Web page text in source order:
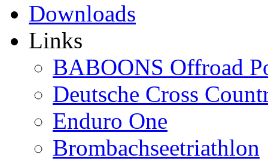
Downloads
Links
BABOONS Offroad
Deutsche Cross
Enduro One
Brombachseetriathlon